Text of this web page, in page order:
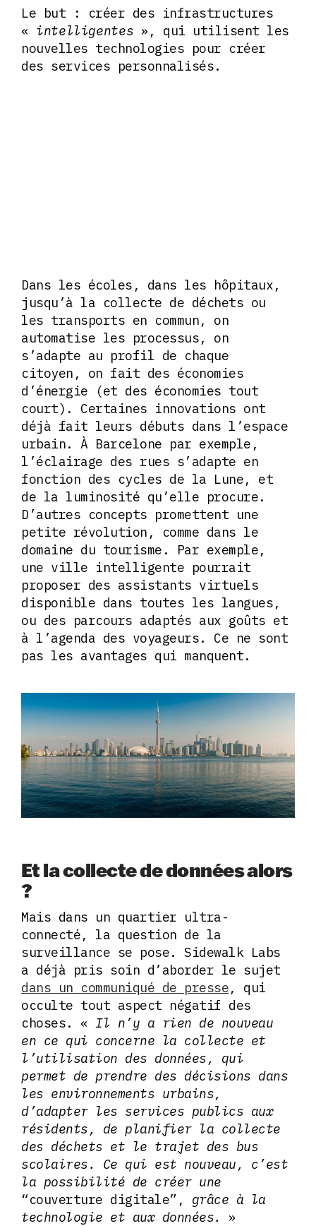
Le but : créer des infrastructures
« intelligentes », qui utilisent les
nouvelles technologies pour créer
des services personnalisés.
Dans les écoles, dans les hôpitaux,
jusqu’à la collecte de déchets ou
les transports en commun, on
automatise les processus, on
s’adapte au profil de chaque
citoyen, on fait des économies
d’énergie (et des économies tout
court). Certaines innovations ont
déjà fait leurs débuts dans l’espace
urbain. À Barcelone par exemple,
l’éclairage des rues s’adapte en
fonction des cycles de la Lune, et
de la luminosité qu’elle procure.
D’autres concepts promettent une
petite révolution, comme dans le
domaine du tourisme. Par exemple,
une ville intelligente pourrait
proposer des assistants virtuels
disponible dans toutes les langues,
ou des parcours adaptés aux goûts et
à l’agenda des voyageurs. Ce ne sont
pas les avantages qui manquent.
Et la collecte de données alors
?
Mais dans un quartier ultra-
connecté, la question de la
surveillance se pose. Sidewalk Labs
a déjà pris soin d’aborder le sujet
dans un communiqué de presse, qui
occulte tout aspect négatif des
choses. « Il n’y a rien de nouveau
en ce qui concerne la collecte et
l’utilisation des données, qui
permet de prendre des décisions dans
les environnements urbains,
d’adapter les services publics aux
résidents, de planifier la collecte
des déchets et le trajet des bus
scolaires. Ce qui est nouveau, c’est
la possibilité de créer une
“couverture digitale”,
grâce à la
technologie et aux données. »